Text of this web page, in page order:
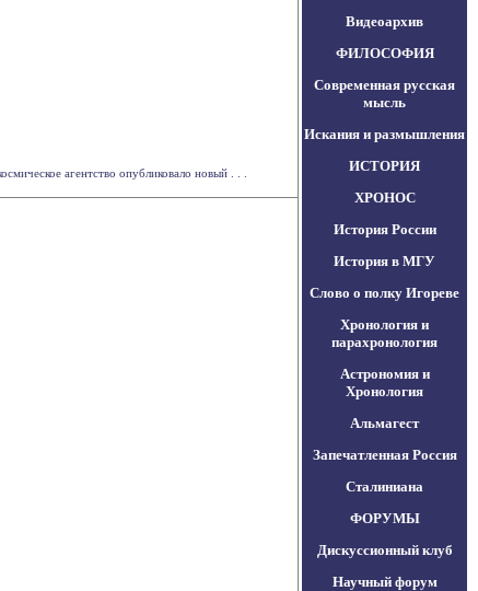
агентство опубликовало новый . . .
Видеоархив
ФИЛОСОФИЯ
Современная русская
мысль
Искания и размышления
ИСТОРИЯ
ХРОНОС
История России
История в МГУ
Слово о полку Игореве
Хронология и
парахронология
Астрономия и
Хронология
Альмагест
Запечатленная Россия
Сталиниана
ФОРУМЫ
Дискуссионный клуб
Научный форум